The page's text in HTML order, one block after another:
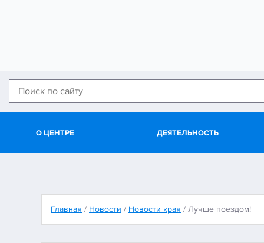
О ЦЕНТРЕ ДЕЯТЕЛЬНОСТЬ
Главная / Новости / Новости края / Лучше поездом!